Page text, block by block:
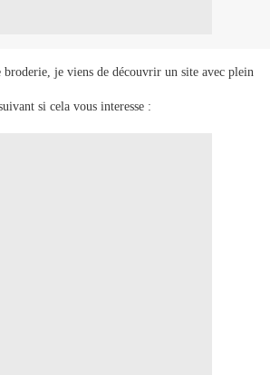
broderie, je viens de découvrir un site avec plein
si cela vous interesse :